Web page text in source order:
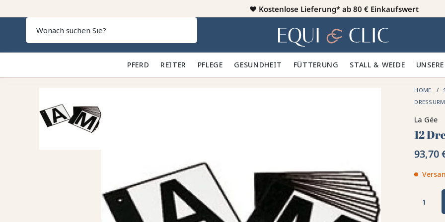
♥️ Kostenlose Lieferung* ab 80 € Einkaufswert
Heim
PFERD 🐎 REITER 👕 PFLEGE 🪮 GESUNDHEIT ✨ FÜTTERUNG 🥕 STALL & WEIDE 🍃
HOME
La Gée
12
93,70